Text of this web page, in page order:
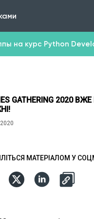
на курс Python
GATHERING 2020
МАТЕРІАЛОМ У